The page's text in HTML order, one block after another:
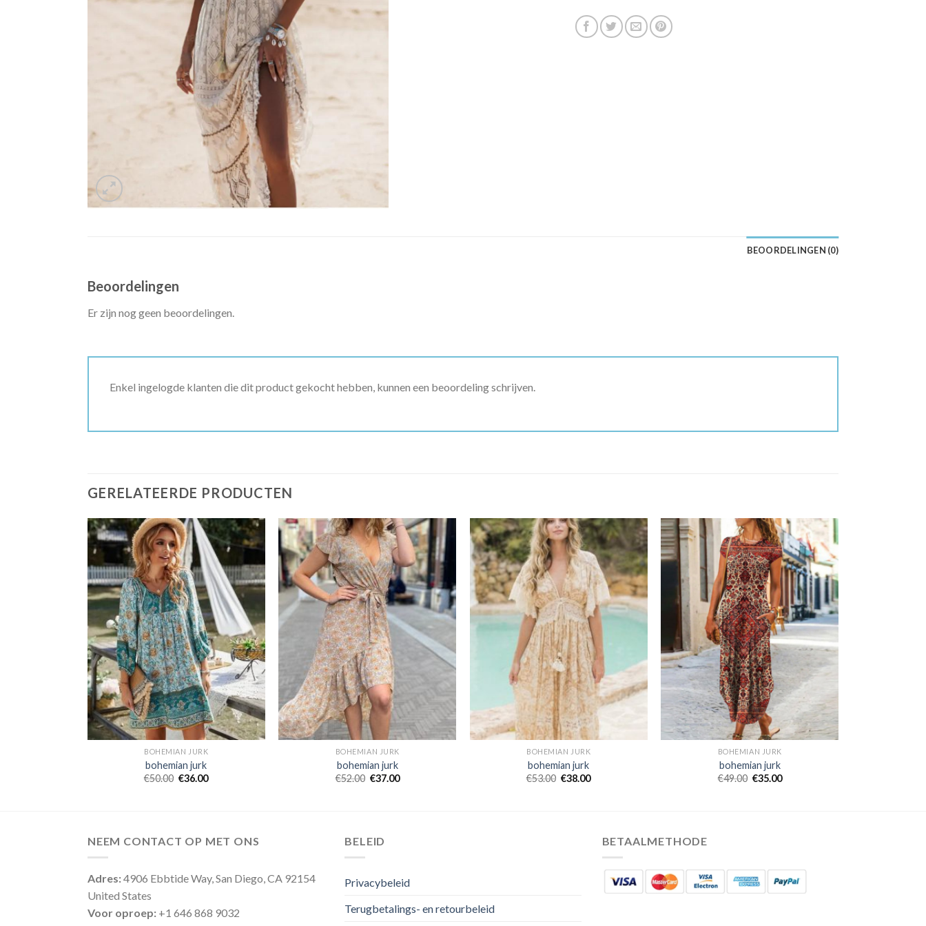
BEOORDELINGEN (0)
Beoordelingen
Er zijn nog geen beoordelingen.
Enkel ingelogde klanten die dit product gekocht hebben, kunnen een beoordeling schrijven.
GERELATEERDE PRODUCTEN
BOHEMIAN JURK
bohemian jurk
€50.00 €36.00
BOHEMIAN JURK
bohemian jurk
€52.00 €37.00
BOHEMIAN JURK
bohemian jurk
€53.00 €38.00
BOHEMIAN JURK
bohemian jurk
€49.00 €35.00
NEEM CONTACT OP MET ONS
Adres:4906 Ebbtide Way, San Diego, CA 92154
United States
Voor oproep: +1 646 868 9032
BELEID
Privacybeleid
Terugbetalings- en retourbeleid
BETAALMETHODE